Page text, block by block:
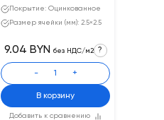
Покрытие: Оцинкованное
Размер ячейки (мм): 2.5×2.5
Добавить к сравнению
9.04 BYN без НДС/м2 ?
- +
В корзину